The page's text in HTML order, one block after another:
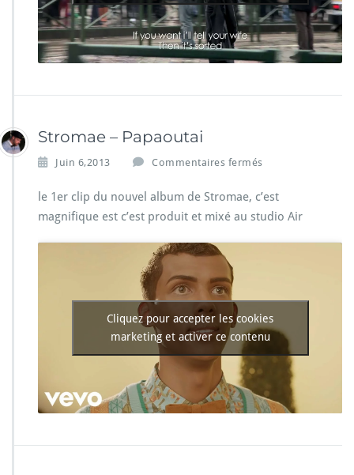
i
d
a
b
Stromae – Papaoutai
Juin 6,2013 Commentaires fermés
r
S
t
r
e
–
P
o
u
a
le 1er clip du nouvel album de Stromae, c’est
magnifique est c’est produit et mixé au studio Air
Cliquez pour accepter les cookies
marketing et activer ce contenu